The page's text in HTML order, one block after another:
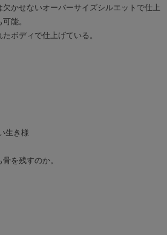
かせないオーバーサイズシルエットで仕上
能。
ボディで仕上げている。
生き様
を残すのか。